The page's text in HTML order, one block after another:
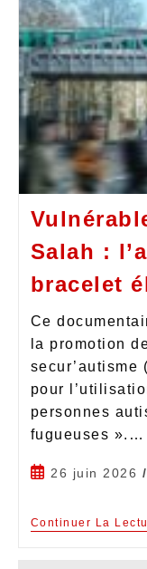
Salah :
bracelet
Ce
la promotion
pour
personnes
fugueuses ».…
26 juin 2026
Continuer La